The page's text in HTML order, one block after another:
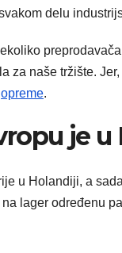
delu
za naše tržište.
opreme.
je
u Holandiji, a
lager određenu